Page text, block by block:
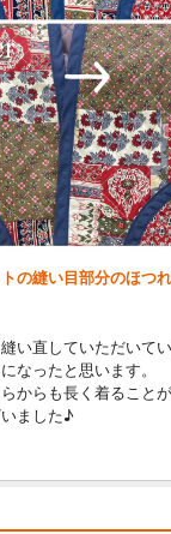
の縫い目部分のほつ
い直していただいて
なったと思います。
からも長く着ること
ました♪